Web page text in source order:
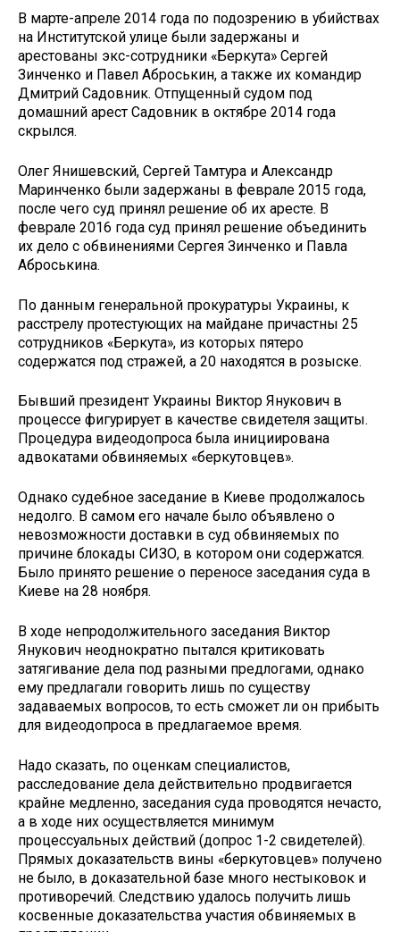
В марте-апреле 2014 года по подозрению в убийствах
на Институтской улице были задержаны и
арестованы экс-сотрудники «Беркута» Сергей
Зинченко и Павел Аброськин, а также их командир
Дмитрий Садовник. Отпущенный судом под
домашний арест Садовник в октябре 2014 года
скрылся.
Олег Янишевский, Сергей Тамтура и Александр
Маринченко были задержаны в феврале 2015 года,
после чего суд принял решение об их аресте. В
феврале 2016 года суд принял решение объединить
их дело с обвинениями Сергея Зинченко и Павла
Аброськина.
По данным генеральной прокуратуры Украины, к
расстрелу протестующих на майдане причастны 25
сотрудников «Беркута», из которых пятеро
содержатся под стражей, а 20 находятся в розыске.
Бывший президент Украины Виктор Янукович в
процессе фигурирует в качестве свидетеля защиты.
Процедура видеодопроса была инициирована
адвокатами обвиняемых «беркутовцев».
Однако судебное заседание в Киеве продолжалось
недолго. В самом его начале было объявлено о
невозможности доставки в суд обвиняемых по
причине блокады СИЗО, в котором они содержатся.
Было принято решение о переносе заседания суда в
Киеве на 28 ноября.
В ходе непродолжительного заседания Виктор
Янукович неоднократно пытался критиковать
затягивание дела под разными предлогами, однако
ему предлагали говорить лишь по существу
задаваемых вопросов, то есть сможет ли он прибыть
для видеодопроса в предлагаемое время.
Надо сказать, по оценкам специалистов,
расследование дела действительно продвигается
крайне медленно, заседания суда проводятся нечасто,
а в ходе них осуществляется минимум
процессуальных действий (допрос 1-2 свидетелей).
Прямых доказательств вины «беркутовцев» получено
не было, в доказательной базе много нестыковок и
противоречий. Следствию удалось получить лишь
косвенные доказательства участия обвиняемых в